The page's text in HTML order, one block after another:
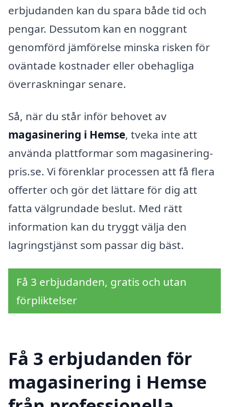
erbjudanden kan du spara både tid och
pengar. Dessutom kan en noggrant
genomförd jämförelse minska risken för
oväntade kostnader eller obehagliga
överraskningar senare.
Så, när du står inför behovet av
magasinering i Hemse, tveka inte att
använda plattformar som magasinering-
pris.se. Vi förenklar processen att få flera
offerter och gör det lättare för dig att
fatta välgrundade beslut. Med rätt
information kan du tryggt välja den
lagringstjänst som passar dig bäst.
Få 3 erbjudanden, gratis och utan
förpliktelser
Få 3 erbjudanden för
magasinering i Hemse